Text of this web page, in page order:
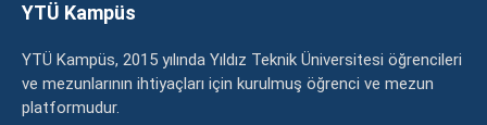
YTÜ Kampüs
YTÜ Kampüs, 2015 yılında Yıldız Teknik Üniversitesi öğrencileri
ve mezunlarının ihtiyaçları için kurulmuş öğrenci ve mezun
platformudur.